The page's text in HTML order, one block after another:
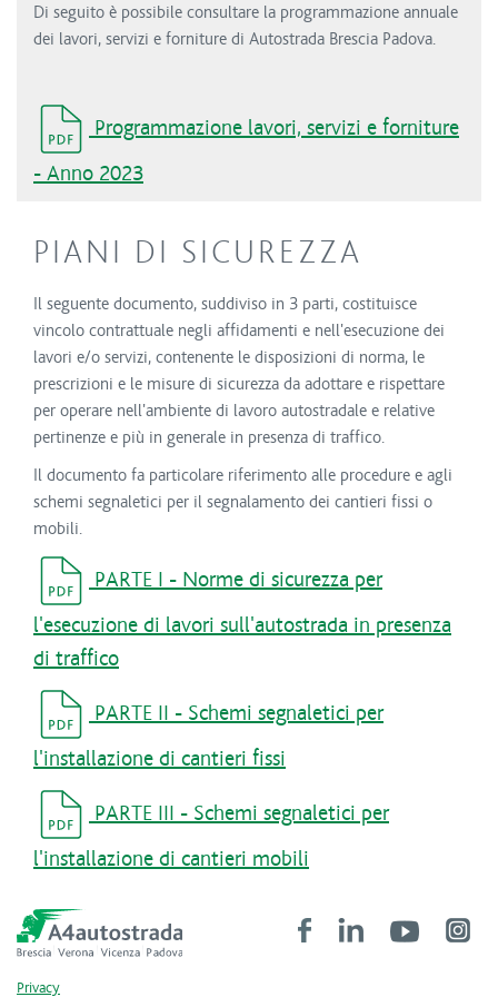
Di seguito è possibile consultare la programmazione annuale
dei lavori, servizi e forniture di Autostrada Brescia Padova.
Programmazione lavori, servizi e forniture
- Anno 2023
PIANI DI SICUREZZA
Il seguente documento, suddiviso in 3 parti, costituisce
vincolo contrattuale negli affidamenti e nell'esecuzione dei
lavori e/o servizi, contenente le disposizioni di norma, le
prescrizioni e le misure di sicurezza da adottare e rispettare
per operare nell'ambiente di lavoro autostradale e relative
pertinenze e più in generale in presenza di traffico.
Il documento fa particolare riferimento alle procedure e agli
schemi segnaletici per il segnalamento dei cantieri fissi o
mobili.
PARTE I - Norme di sicurezza per
l'esecuzione di lavori sull'autostrada in presenza
di traffico
PARTE II - Schemi segnaletici per
l'installazione di cantieri fissi
PARTE III - Schemi segnaletici per
l'installazione di cantieri mobili
Privacy